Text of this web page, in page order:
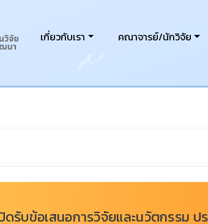
เกี่ยวกับเรา คณาจารย์/นักวิจัย
ดรับข้อเสนอการวิจัยและนวัตกรรม